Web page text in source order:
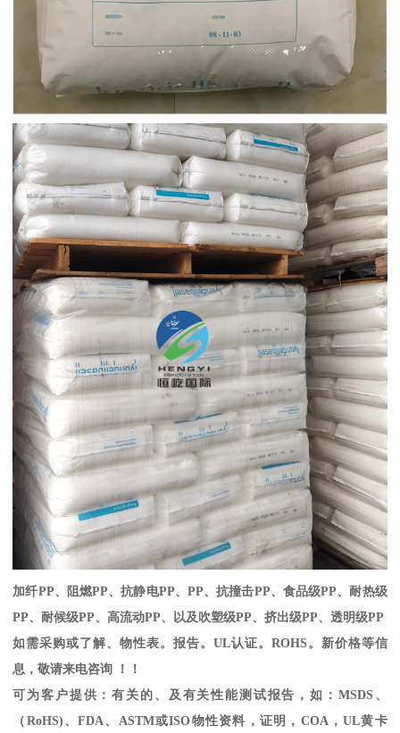
加纤PP、阻燃PP、抗静电PP、 PP、抗撞击PP、食品级PP、耐热级
PP、耐候级PP、高流动PP、以及吹塑级PP、挤出级PP、透明级PP
如需采购或了解、物性表。报告。 UL认证。 ROHS 。新价格等信
息，敬请来电咨询 ！！
可为客户提供：有关的、及有关性能测试报告，如： MSDS 、
（ RoHS) 、FDA、 ASTM或ISO物性资料，证明， COA，UL黄卡